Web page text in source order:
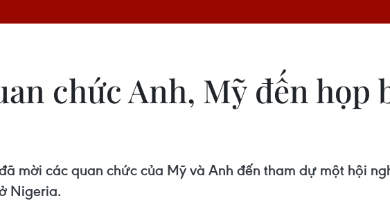
chức Anh, Mỹ đến họp
mời các quan chức của Mỹ và Anh đến tham dự một hội
Nigeria.